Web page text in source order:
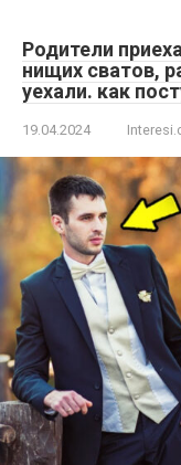
Родители
нищих сватов,
уехали. как
19.04.2024